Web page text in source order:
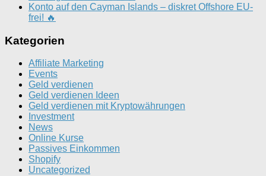
Konto auf den Cayman Islands – diskret Offshore EU-
frei! 🔥
Kategorien
Affiliate Marketing
Events
Geld verdienen
Geld verdienen Ideen
Geld verdienen mit Kryptowährungen
Investment
News
Online Kurse
Passives Einkommen
Shopify
Uncategorized